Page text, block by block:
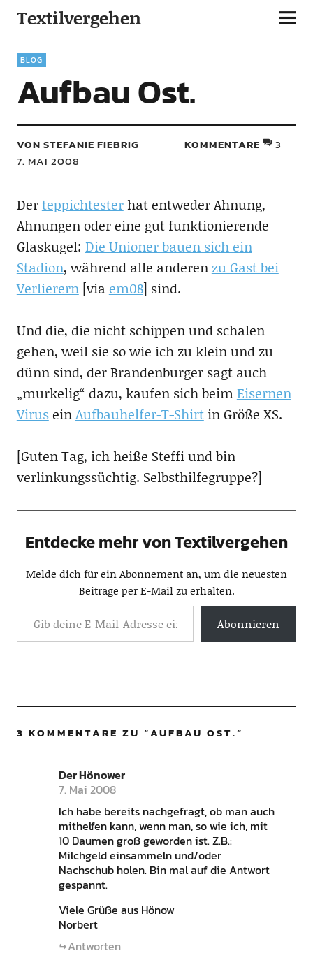
Textilvergehen
BLOG
Aufbau Ost.
VON STEFANIE FIEBRIG
7. MAI 2008
KOMMENTARE 3
Derteppichtesterhat entweder Ahnung,
Ahnungen oder eine gut funktionierende
Glaskugel: Die Unioner bauen sich ein
Stadion, während alle anderen zu Gast bei
Verlierern[via em08] sind.
Und die, die nicht schippen und schalen
gehen, weil sie so wie ich zu klein und zu
dünn sind, der Brandenburger sagt auch
„murkelig“ dazu, kaufen sich beimEisernen
ViruseinAufbauhelfer-T-Shirtin Größe XS.
[Guten Tag, ich heiße Steffi und bin
verlinkungssüchtig. Selbsthilfegruppe?]
Entdecke mehr von Textilvergehen
Melde dich für ein Abonnement an, um die neuesten
Beiträge per E-Mail zu erhalten.
Abonnieren
3 KOMMENTARE ZU “AUFBAU OST.”
Der Hönower
7. Mai 2008
Ich habe bereits nachgefragt, ob man auch
mithelfen kann, wenn man, so wie ich, mit
10 Daumen groß geworden ist. Z.B.:
Milchgeld einsammeln und/oder
Nachschub holen. Bin mal auf die Antwort
gespannt.
Viele Grüße aus Hönow
Norbert
Antworten